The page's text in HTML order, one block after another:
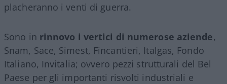
placheranno i venti di guerra.
Sono in rinnovo i vertici di numerose aziende,
Snam, Sace, Simest, Fincantieri, Italgas, Fondo
Italiano, Invitalia; ovvero pezzi strutturali del Bel
Paese per gli importanti risvolti industriali e